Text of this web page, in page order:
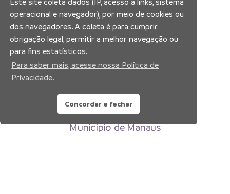
Prefeitura Municipal de Manaus
Município de Manaus
operacional e navegador), por meio de cookies ou
dos navegadores. A coleta é para cumprir
obrigação legal, permitir a melhor navegação ou
para fins estatísticos.
Para saber mais, acesse nossa Política de
Privacidade.
Concordar e fechar